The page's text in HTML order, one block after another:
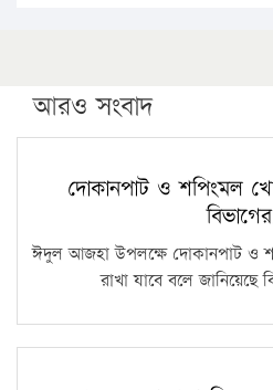
পিএইচডি করছেন কুয়েটের কৃতি…
সারা দেশে বজ্রাঘাতে ১৪ জনের
কঠোর হচ্ছে এসএসসি ও
ফরিদগঞ্জে আগুনে পুড়লো ৬ ব্যবসা
আরও সংবাদ
দোকানপাট ও শপিংমল
ঈদুল আজহা উপলক্ষে দোকানপাট ও
রাখা যাবে বলে জানিয়েছে